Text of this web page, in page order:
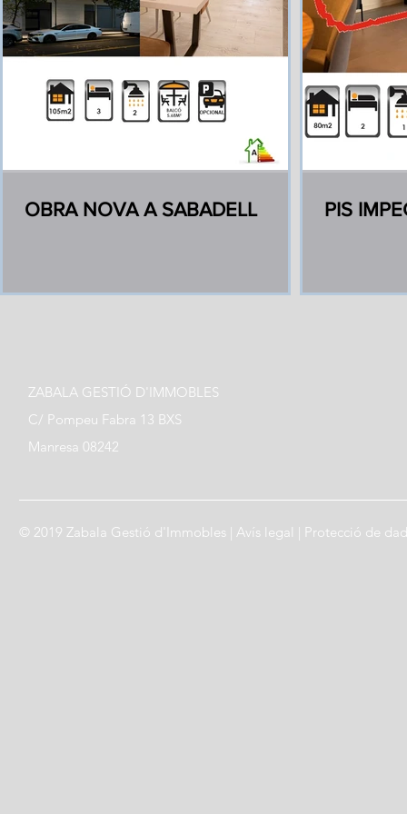
OBRA NOVA A SABADELL PIS
ZABALA GESTIÓ D'IMMOBLES
C/ Pompeu Fabra 13 BXS
Manresa 08242
© 2019 Zabala Gestió d'Immobles | Avís legal | Protecció de